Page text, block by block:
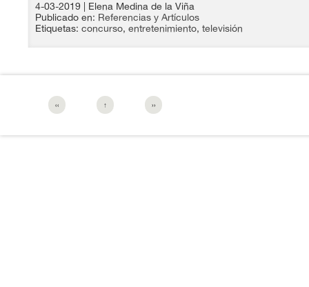
4-03-2019
| Elena Medina de la Viña
Publicado en: Referencias y Artículos
Etiquetas: concurso, entretenimiento, televisión
‹‹ ↑ ››